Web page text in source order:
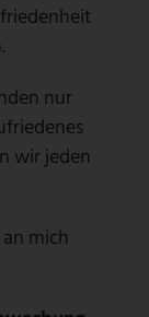
nur
wir jeden
mich